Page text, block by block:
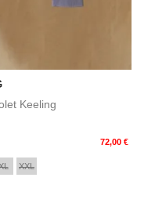
Keeling
72,00 €
XXL